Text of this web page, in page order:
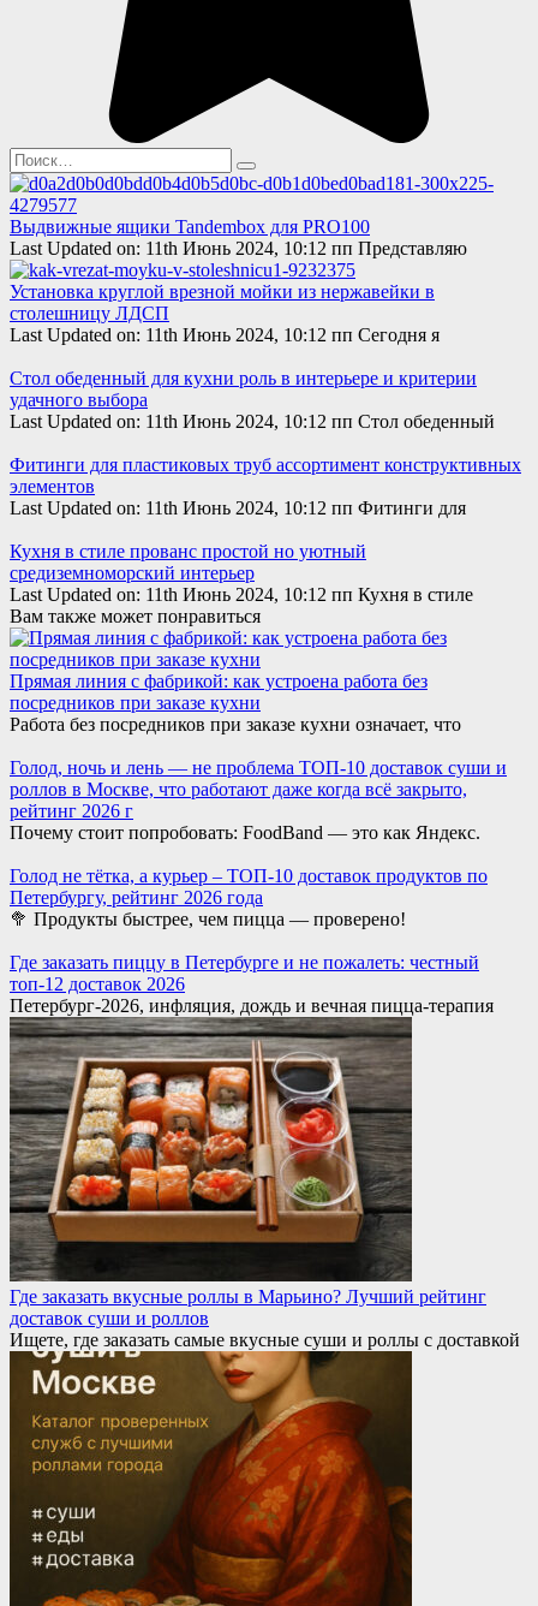
Search
for:
Выдвижные ящики Tandembox для PRO100
Last Updated on: 11th Июнь 2024, 10:12 пп Представляю
Установка круглой врезной мойки из нержавейки в
столешницу ЛДСП
Last Updated on: 11th Июнь 2024, 10:12 пп Сегодня я
Стол обеденный для кухни роль в интерьере и критерии
удачного выбора
Last Updated on: 11th Июнь 2024, 10:12 пп Стол обеденный
Фитинги для пластиковых труб ассортимент конструктивных
элементов
Last Updated on: 11th Июнь 2024, 10:12 пп Фитинги для
Кухня в стиле прованс простой но уютный
средиземноморский интерьер
Last Updated on: 11th Июнь 2024, 10:12 пп Кухня в стиле
Вам также может понравиться
Прямая линия с фабрикой: как устроена работа без
посредников при заказе кухни
Работа без посредников при заказе кухни означает, что
Голод, ночь и лень — не проблема ТОП-10 доставок суши и
роллов в Москве, что работают даже когда всё закрыто,
рейтинг 2026 г
Почему стоит попробовать: FoodBand — это как Яндекс.
Голод не тётка, а курьер – ТОП-10 доставок продуктов по
Петербургу, рейтинг 2026 года
🥦 Продукты быстрее, чем пицца — проверено!
Где заказать пиццу в Петербурге и не пожалеть: честный
топ-12 доставок 2026
Петербург-2026, инфляция, дождь и вечная пицца-терапия
Где заказать вкусные роллы в Марьино? Лучший рейтинг
доставок суши и роллов
Ищете, где заказать самые вкусные суши и роллы с доставкой